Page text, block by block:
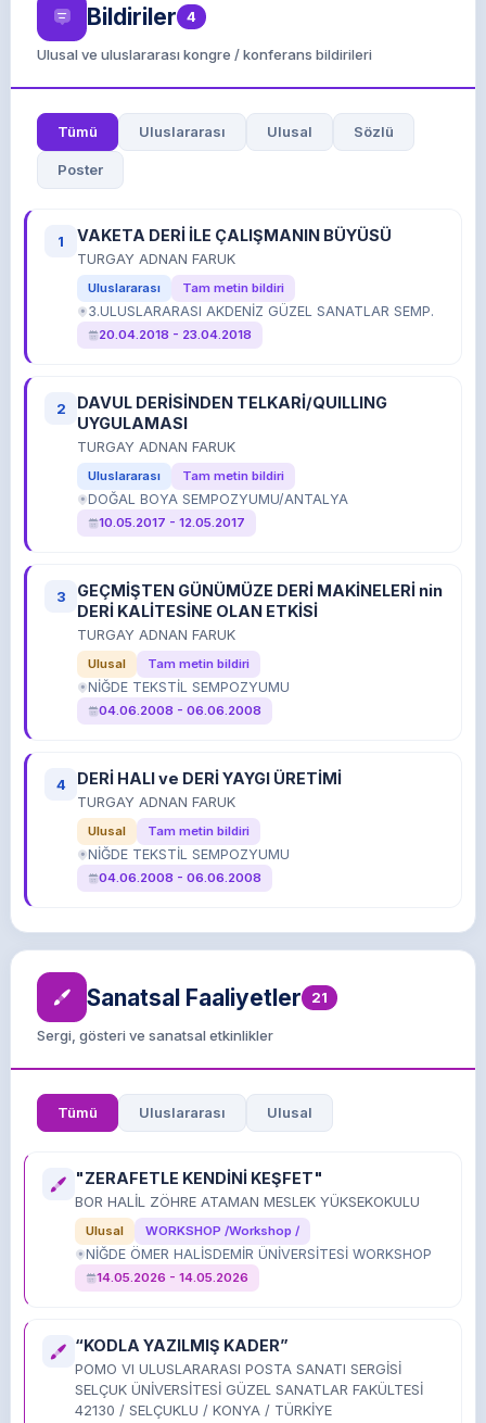
Bildiriler 4
Ulusal ve uluslararası kongre / konferans bildirileri
Tümü Uluslararası Ulusal Sözlü
Poster
1 VAKETA DERİ İLE ÇALIŞMANIN BÜYÜSÜ
TURGAY ADNAN FARUK
Uluslararası Tam metin bildiri
3.ULUSLARARASI AKDENİZ GÜZEL SANATLAR SEMP.
20.04.2018 - 23.04.2018
2
DAVUL DERİSİNDEN TELKARİ/QUILLING
UYGULAMASI
TURGAY ADNAN FARUK
Uluslararası Tam metin bildiri
DOĞAL BOYA SEMPOZYUMU/ANTALYA
10.05.2017 - 12.05.2017
3
GEÇMİŞTEN GÜNÜMÜZE DERİ MAKİNELERİ nin
DERİ KALİTESİNE OLAN ETKİSİ
TURGAY ADNAN FARUK
Ulusal Tam metin bildiri
NİĞDE TEKSTİL SEMPOZYUMU
04.06.2008 - 06.06.2008
4 DERİ HALI ve DERİ YAYGI ÜRETİMİ
TURGAY ADNAN FARUK
Ulusal Tam metin bildiri
NİĞDE TEKSTİL SEMPOZYUMU
04.06.2008 - 06.06.2008
Sanatsal Faaliyetler 21
Sergi, gösteri ve sanatsal etkinlikler
Tümü Uluslararası Ulusal
"ZERAFETLE KENDİNİ KEŞFET"
BOR HALİL ZÖHRE ATAMAN MESLEK YÜKSEKOKULU
Ulusal WORKSHOP /Workshop /
NİĞDE ÖMER HALİSDEMİR ÜNİVERSİTESİ WORKSHOP
14.05.2026 - 14.05.2026
“KODLA YAZILMIŞ KADER”
POMO VI ULUSLARARASI POSTA SANATI SERGİSİ
SELÇUK ÜNİVERSİTESİ GÜZEL SANATLAR FAKÜLTESİ
42130 / SELÇUKLU / KONYA / TÜRKİYE